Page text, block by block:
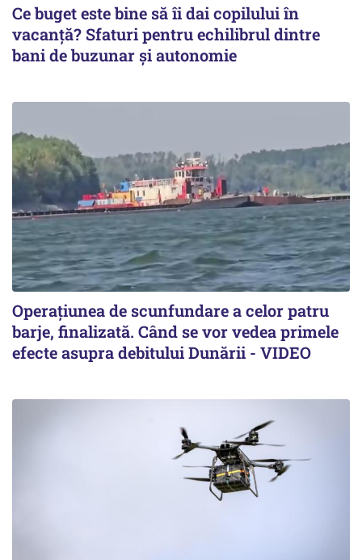
Ce buget este bine să îi dai copilului în
vacanță? Sfaturi pentru echilibrul dintre
bani de buzunar și autonomie
Operațiunea de scunfundare a celor patru
barje, finalizată. Când se vor vedea primele
efecte asupra debitului Dunării - VIDEO